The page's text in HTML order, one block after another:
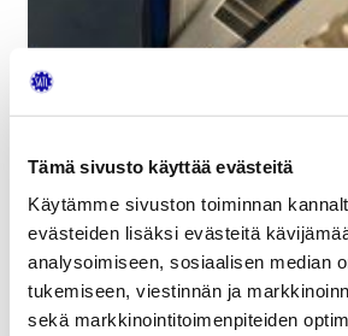
Tämä sivusto käyttää evästeitä
Käytämme sivuston toiminnan
evästeiden lisäksi evästeitä
analysoimiseen, sosiaalisen median
tukemiseen, viestinnän ja
sekä markkinointitoimenpiteiden